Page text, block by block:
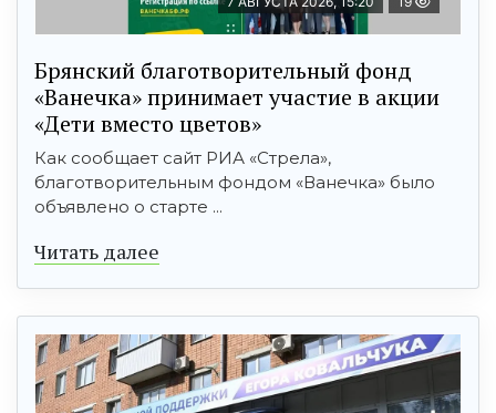
Брянский благотворительный фонд
«Ванечка» принимает участие в акции
«Дети вместо цветов»
Как сообщает сайт РИА «Стрела»,
благотворительным фондом «Ванечка» было
объявлено о старте ...
Читать далее